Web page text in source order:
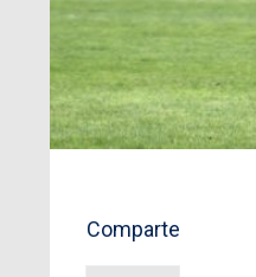
Comparte